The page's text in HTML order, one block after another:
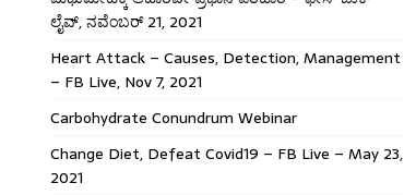
ಲೈವ್, ನವೆಂಬರ್ 21, 2021
Heart Attack – Causes, Detection, Management
– FB Live, Nov 7, 2021
Carbohydrate Conundrum Webinar
Change Diet, Defeat Covid19 – FB Live – May 23,
2021